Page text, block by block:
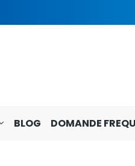
BLOG DOMANDE